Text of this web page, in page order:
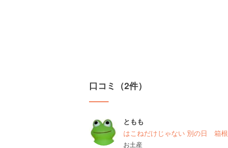
口コミ（2件）
ともも
はこねだけじゃない 別の日 箱根
お土産